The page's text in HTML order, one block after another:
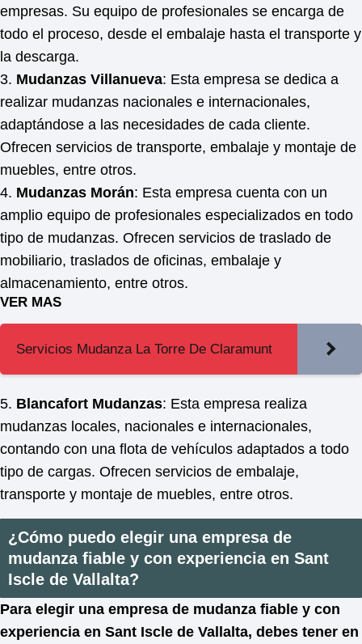
empresas. Su equipo de profesionales se encarga de
todo el proceso, desde el embalaje hasta el transporte y
la descarga.
3. Mudanzas Villanueva: Esta empresa se dedica a
realizar mudanzas nacionales e internacionales,
adaptándose a las necesidades de cada cliente.
Ofrecen servicios de transporte, embalaje y montaje de
muebles, entre otros.
4. Mudanzas Morán: Esta empresa cuenta con un
amplio equipo de profesionales especializados en todo
tipo de mudanzas. Ofrecen servicios de traslado de
mobiliario, traslados de oficinas, embalaje y
almacenamiento, entre otros.
VER MAS
Servicios Mudanza La Torre De Claramunt
5. Blancafort Mudanzas: Esta empresa realiza
mudanzas locales, nacionales e internacionales,
contando con una flota de vehículos adaptados a todo
tipo de cargas. Ofrecen servicios de embalaje,
transporte y montaje de muebles, entre otros.
¿Cómo puedo elegir una empresa de
mudanza fiable y con experiencia en Sant
Iscle de Vallalta?
Para elegir una empresa de mudanza fiable y con
experiencia en Sant Iscle de Vallalta, debes tener en